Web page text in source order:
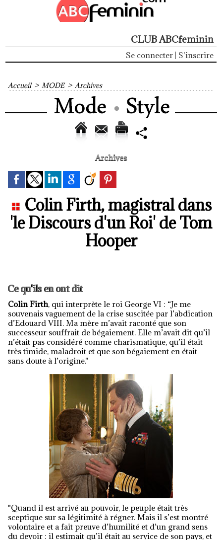
CLUB ABCfeminin
Se connecter S'inscrire
Accueil > MODE > Archives
Archives
Colin Firth, magistral dans
'le Discours d'un Roi' de Tom
Hooper
Ce qu'ils en ont dit
Colin Firth, qui interprète le roi George VI : “Je me
souvenais vaguement de la crise suscitée par l’abdication
d’Edouard VIII. Ma mère m’avait raconté que son
successeur souffrait de bégaiement. Elle m’avait dit qu’il
n’était pas considéré comme charismatique, qu’il était
très timide, maladroit et que son bégaiement en était
sans doute à l’origine."
"Quand il est arrivé au pouvoir, le peuple était très
sceptique sur sa légitimité à régner. Mais il s’est montré
volontaire et a fait preuve d’humilité et d’un grand sens
du devoir : il estimait qu’il était au service de son pays, et